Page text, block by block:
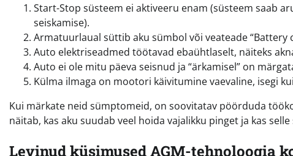
Start-Stop süsteem ei aktiveeru enam (süsteem saab
seiskamise).
Armatuurlaual süttib aku sümbol või veateade “Battery
Auto elektriseadmed töötavad ebaühtlaselt, näiteks
Auto ei ole mitu päeva seisnud ja “ärkamisel” on
Külma ilmaga on mootori käivitumine vaevaline, isegi
Kui märkate neid sümptomeid, on soovitatav pöörduda
näitab, kas aku suudab veel hoida vajalikku pinget ja kas
Levinud küsimused AGM-tehnoloogia